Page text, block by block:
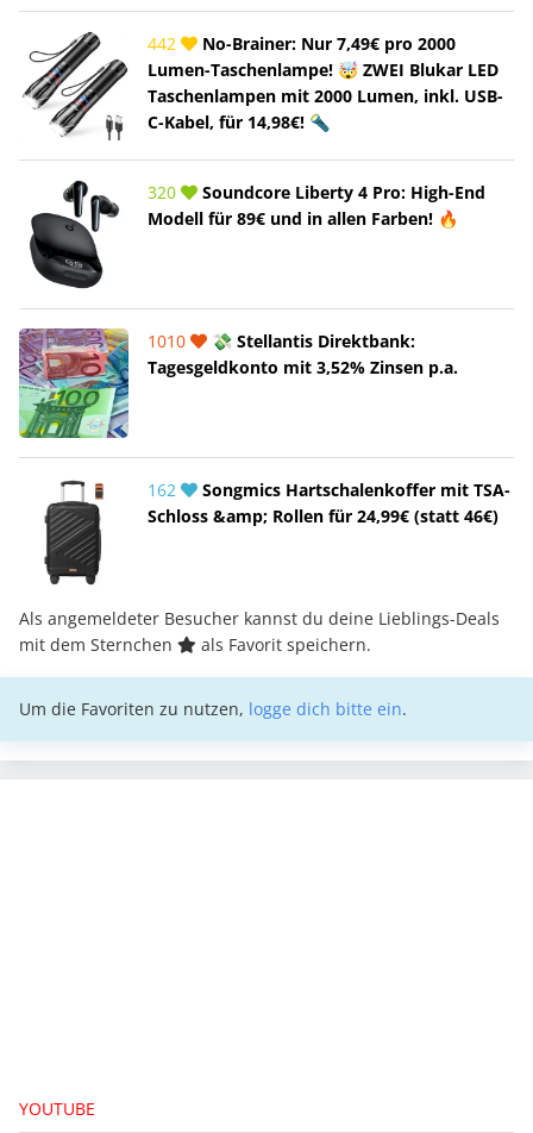
442
No-Brainer: Nur 7,49€ pro 2000
Lumen-Taschenlampe! 🤯 ZWEI Blukar LED
Taschenlampen mit 2000 Lumen, inkl. USB-
C-Kabel, für 14,98€! 🔦
320
Soundcore Liberty 4 Pro: High-End
Modell für 89€ und in allen Farben! 🔥
1010
💸 Stellantis Direktbank:
Tagesgeldkonto mit 3,52% Zinsen p.a.
162
Songmics Hartschalenkoffer mit TSA-
Schloss &amp; Rollen für 24,99€ (statt 46€)
Als angemeldeter Besucher kannst du deine Lieblings-Deals
mit dem Sternchen
als Favorit speichern.
Um die Favoriten zu nutzen, logge dich bitte ein.
YOUTUBE